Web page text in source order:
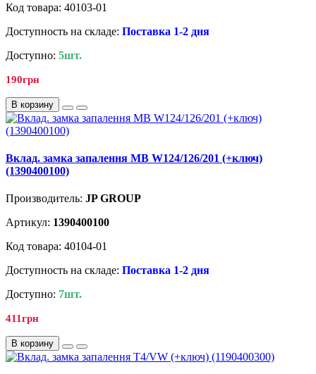
Код товара: 40103-01
Доступность на складе: Поставка 1-2 дня
Доступно: 5шт.
190грн
В корзину
Вклад. замка запалення MB W124/126/201 (+ключ)
(1390400100)
Производитель: JP GROUP
Артикул: 1390400100
Код товара: 40104-01
Доступность на складе: Поставка 1-2 дня
Доступно: 7шт.
411грн
В корзину